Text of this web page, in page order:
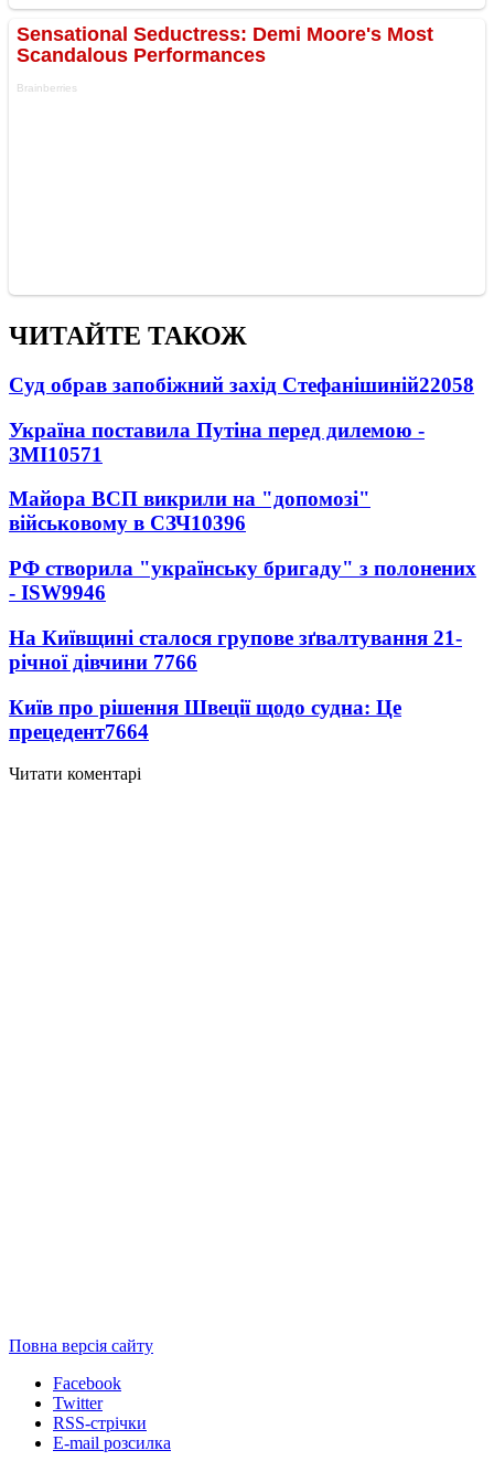
ЧИТАЙТЕ ТАКОЖ
Суд обрав запобіжний захід Стефанішиній22058
Україна поставила Путіна перед дилемою -
ЗМІ10571
Майора ВСП викрили на "допомозі"
військовому в СЗЧ10396
РФ створила "українську бригаду" з полонених
- ISW9946
На Київщині сталося групове зґвалтування 21-
річної дівчини 7766
Київ про рішення Швеції щодо судна: Це
прецедент7664
Читати коментарі
Повна версія сайту
Facebook
Twitter
RSS-стрічки
E-mail розсилка